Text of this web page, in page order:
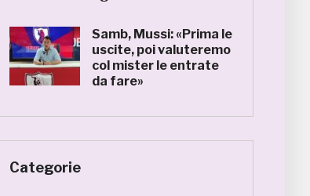
Samb, Mussi: «Prima le
uscite, poi valuteremo
col mister le entrate
da fare»
Categorie